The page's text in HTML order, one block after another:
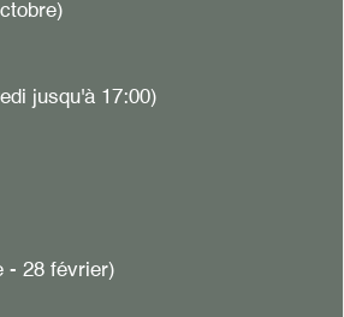
jusqu'à 17:00)
- 28 février)